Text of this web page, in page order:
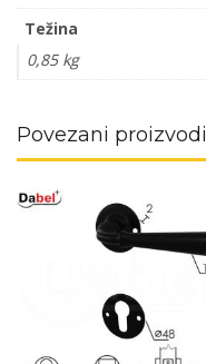
Težina
0,85 kg
Povezani proizvodi